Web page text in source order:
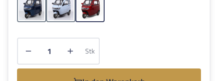
Blau HellblauRot
Produkt Anzahl: Gib den gewünschten
Stk